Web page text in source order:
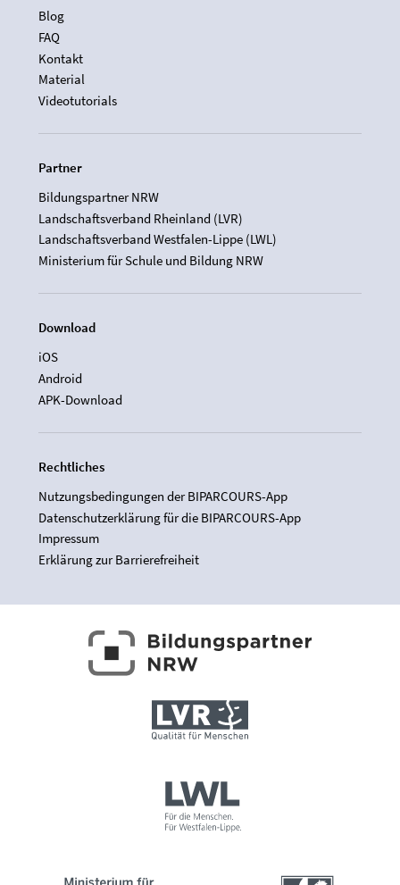
Blog
FAQ
Kontakt
Material
Videotutorials
Partner
Bildungspartner NRW
Landschaftsverband Rheinland (LVR)
Landschaftsverband Westfalen-Lippe (LWL)
Ministerium für Schule und Bildung NRW
Download
iOS
Android
APK-Download
Rechtliches
Nutzungsbedingungen der BIPARCOURS-App
Datenschutzerklärung für die BIPARCOURS-App
Impressum
Erklärung zur Barrierefreiheit